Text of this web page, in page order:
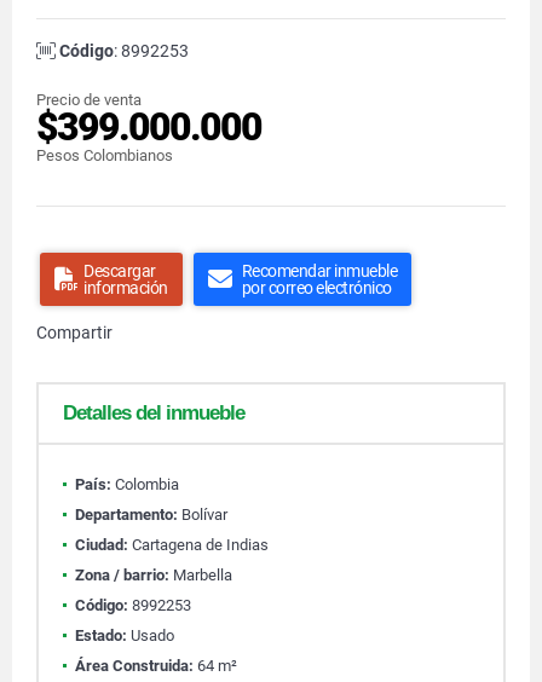
Código: 8992253
Precio de venta
$399.000.000
Pesos Colombianos
Descargar
información
Recomendar inmueble
por correo electrónico
Compartir
Detalles del inmueble
País: Colombia
Departamento: Bolívar
Ciudad: Cartagena de Indias
Zona / barrio: Marbella
Código: 8992253
Estado: Usado
Área Construida: 64 m²